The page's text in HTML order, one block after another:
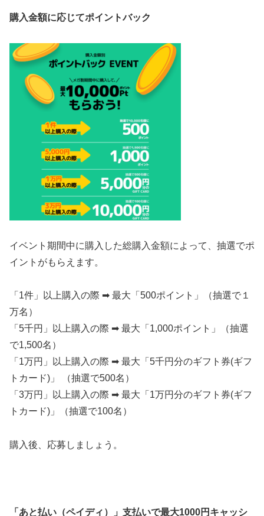
購入金額に応じてポイントバック
イベント期間中に購入した総購入金額によって、抽選でポ
イントがもらえます。
「1件」以上購入の際 ➡ 最大「500ポイント」（抽選で１
万名）
「5千円」以上購入の際 ➡ 最大「1,000ポイント」（抽選
で1,500名）
「1万円」以上購入の際 ➡ 最大「5千円分のギフト券(ギフ
トカード)」 （抽選で500名）
「3万円」以上購入の際 ➡ 最大「1万円分のギフト券(ギフ
トカード)」（抽選で100名）
購入後、応募しましょう。
「あと払い（ペイディ）」支払いで最大1000円キャッシ